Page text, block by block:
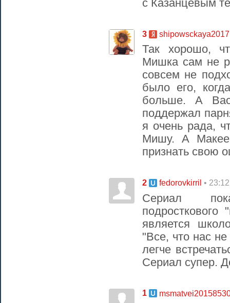
с Казанцевым
3 shipowsckaya2017
Так хорошо,
Мишка сам не
совсем не
было его,
больше. А
поддержал
я очень рада,
Мишу. А
признать свою
2 fedorovkirril •
Сериал
является
"Все, что нас
легче
Сериал супер.
1